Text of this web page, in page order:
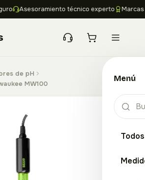
Asesoramiento técnico experto Marcas
Menú
de pH
MW100